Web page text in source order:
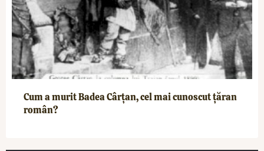
Cum a murit Badea Cârțan, cel mai cunoscut țăran
român?